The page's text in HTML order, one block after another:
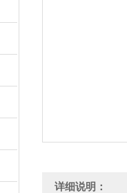
详细说明：